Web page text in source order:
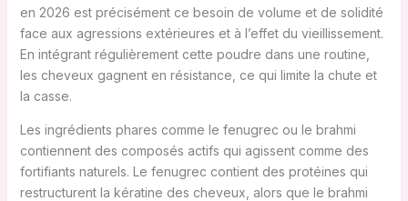
en 2026 est précisément ce besoin de volume et de solidité
face aux agressions extérieures et à l’effet du vieillissement.
En intégrant régulièrement cette poudre dans une routine,
les cheveux gagnent en résistance, ce qui limite la chute et
la casse.
Les ingrédients phares comme le fenugrec ou le brahmi
contiennent des composés actifs qui agissent comme des
fortifiants naturels. Le fenugrec contient des protéines qui
restructurent la kératine des cheveux, alors que le brahmi